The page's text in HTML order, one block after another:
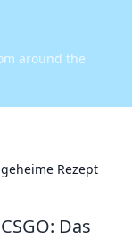
around the
Rezept
Das